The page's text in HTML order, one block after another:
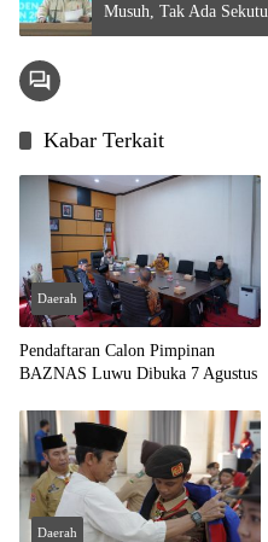
Musuh, Tak Ada Sekutu
Kabar Terkait
Daerah
Pendaftaran Calon Pimpinan
BAZNAS Luwu Dibuka 7 Agustus
Daerah